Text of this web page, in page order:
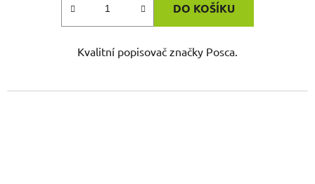
DO KOŠÍKU
Kvalitní popisovač značky Posca.